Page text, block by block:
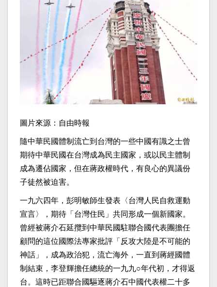
圖片來源：自由時報
隨中華民國體制流亡到台灣的一些中國有識之士曾
期待中華民國在台灣成為民主國家，或以民主體制
成為遷佔國家，但在蔣政權時代，有良心的異議份
子徒然被迫害。
一九六四年，彭明敏師生發表〈台灣人民自救運動
宣言〉，期待「台灣住民」共同形成一個新國家。
曾經被蔣介石延攬到中華民國駐聯合國代表團擔任
顧問的這位國際法專家批評「反攻大陸是不可能的
神話」，成為政治犯，流亡海外，一直到蔣經國體
制結束，李登輝擔任總統的一九九○年代初，才得返
台。這時已距聯合國驅逐蔣介石中國代表權二十多